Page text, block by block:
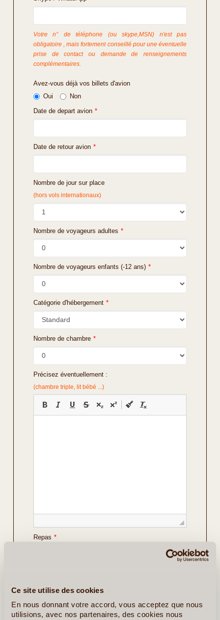
Ce site utilise des cookies
En nous donnant votre accord, vous acceptez que nous
utilisions, avec nos partenaires, des cookies nous
Votre n° de téléphone (ou skype,MSN) n'est pas
obligatoire , mais fortement conseillé pour une éventuelle
prise de contact ou demande de renseignements
complémentaires.
Avez-vous déjà vos billets d'avion
Oui
Non
Date de depart avion *
Date de retour avion *
Nombre de jour sur place
(hors vols internationaux)
Nombre de voyageurs adultes *
Nombre de voyageurs enfants (-12 ans) *
Catégorie d'hébergement *
Nombre de chambre *
Précisez éventuellement :
(chambre triple, lit bébé ...)
Repas *
Avec Guide
Avec Voiture de Location
Détails sur le voyage envisagé *